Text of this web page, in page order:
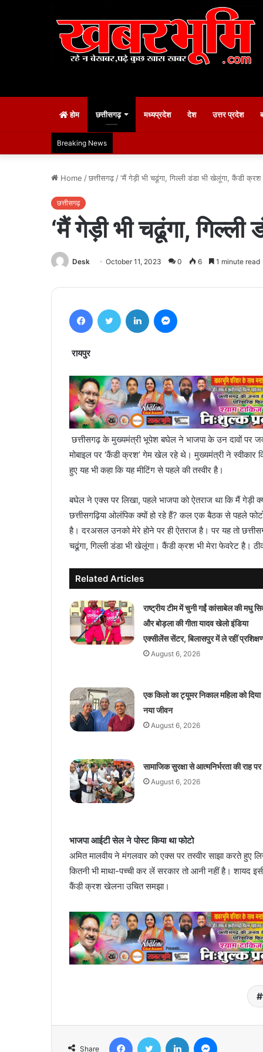
होम छत्तीसगढ़ मध्यप्रदेश देश उत्तर प्रदेश
Breaking News
Home /छत्तीसगढ़ /‘मैं गेड़ी भी चढूंगा, गिल्ली डंडा भी खेलूंगा, कैंडी क्रश
छत्तीसगढ़
‘मैं गेड़ी भी चढूंगा,
Desk October 11, 2023 0 6 1 minute read
रायपुर
छत्तीसगढ़ के मुख्यमंत्री भूपेश बघेल ने भाजपा के उन दावों पर
मोबाइल पर ‘कैंडी क्रश’ गेम खेल रहे थे। मुख्यमंत्री ने
हुए यह भी कहा कि यह मीटिंग से पहले की तस्वीर है।
बघेल ने एक्स पर लिखा, पहले भाजपा को ऐतराज था कि मैं गेड़ी
छत्तीसगढ़िया ओलंपिक क्यों हो रहे हैं? कल एक बैठक से पहले
है। दरअसल उनको मेरे होने पर ही ऐतराज है। पर यह तो
चढूंगा, गिल्ली डंडा भी खेलूंगा। कैंडी क्रश भी मेरा फेवरेट है।
Related Articles
राष्ट्रीय टीम में चुनी गईं कांसाबेल की मधु
और बोड़ला की गीता यादव खेलो इंडिया
एक्सीलेंस सेंटर, बिलासपुर में ले रहीं
August 6, 2026
एक किलो का ट्यूमर निकाल महिला को दिया
नया जीवन
August 6, 2026
सामाजिक सुरक्षा से आत्मनिर्भरता की राह पर
August 6, 2026
भाजपा आईटी सेल ने पोस्ट किया था फोटो
अमित मालवीय ने मंगलवार को एक्स पर तस्वीर साझा करते हुए
कितनी भी माथा-पच्ची कर लें सरकार तो आनी नहीं है। शायद
कैंडी क्रश खेलना उचित समझा।
Share